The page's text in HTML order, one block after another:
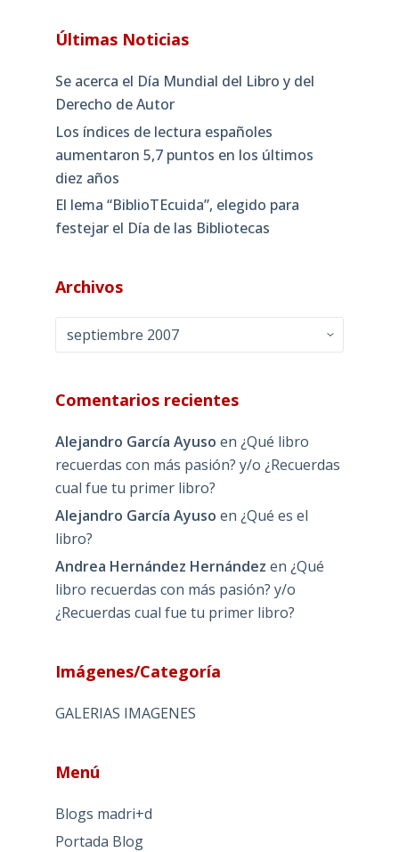
Últimas Noticias
Se acerca el Día Mundial del Libro y del
Derecho de Autor
Los índices de lectura españoles
aumentaron 5,7 puntos en los últimos
diez años
El lema “BiblioTEcuida”, elegido para
festejar el Día de las Bibliotecas
Archivos
Archivos
Comentarios recientes
Alejandro García Ayuso en ¿Qué libro
recuerdas con más pasión? y/o ¿Recuerdas
cual fue tu primer libro?
Alejandro García Ayuso en ¿Qué es el
libro?
Andrea Hernández Hernández en ¿Qué
libro recuerdas con más pasión? y/o
¿Recuerdas cual fue tu primer libro?
Imágenes/Categoría
GALERIAS IMAGENES
Menú
Blogs madri+d
Portada Blog